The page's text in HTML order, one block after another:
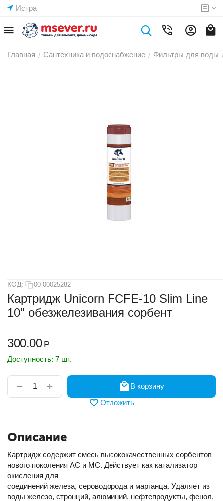
Истра
Главная / Сантехника и водоснабжение / Фильтры для воды /
КОД: 00-00025282
Картридж Unicorn FCFE-10 Slim Line
10" обезжелезивания сорбент
300.00 Р
Доступность: 7 шт.
+
−
В корзину
Отложить
Описание
Картридж содержит смесь высококачественных сорбентов
нового поколения АС и МС. Действует как катализатор
окисления для
соединений железа, сероводорода и марганца. Удаляет из
воды железо, стронций, алюминий, нефтепродукты, фенол,